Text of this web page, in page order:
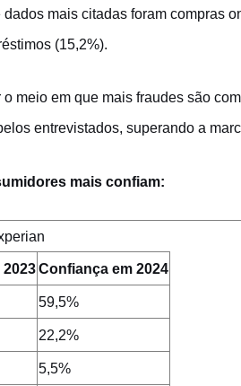
mais citadas foram compras
(15,2%).
meio em que mais fraudes são
entrevistados, superando a
mais confiam:
Confiança em 2024
59,5%
22,2%
5,5%